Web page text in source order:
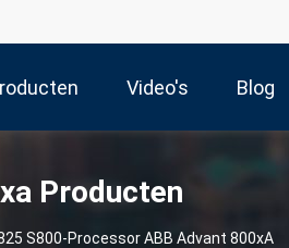
Video's Blog
Producten
S800-Processor ABB Advant 800xA